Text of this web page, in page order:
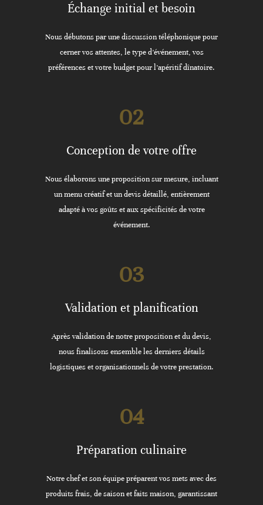
Échange initial et besoin
Nous débutons par une discussion téléphonique pour
cerner vos attentes, le type d’événement, vos
préférences et votre budget pour l’apéritif dînatoire.
02
Conception de votre offre
Nous élaborons une proposition sur mesure, incluant
un menu créatif et un devis détaillé, entièrement
adapté à vos goûts et aux spécificités de votre
événement.
03
Validation et planification
Après validation de notre proposition et du devis,
nous finalisons ensemble les derniers détails
logistiques et organisationnels de votre prestation.
04
Préparation culinaire
Notre chef et son équipe préparent vos mets avec des
produits frais, de saison et faits maison, garantissant